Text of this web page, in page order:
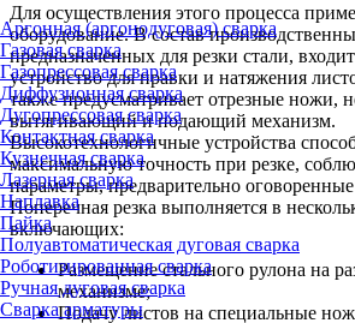
Аргонная (аргонодуговая) сварка
Газовая сварка
Газопрессовая сварка
Диффузионная сварка
Дугопрессовая сварка
Контактная сварка
Кузнечная сварка
Лазерная сварка
Наплавка
Пайка
Полуавтоматическая дуговая сварка
Роботизированная сварка
Ручная дуговая сварка
Сварка арматуры
Для осуществления этого процесса
оборудование. В состав
предназначенных для резки стали,
устройство для правки и натяжения
также предусматривает отрезные ножи,
вытягивающий и подающий механизм.
Высокотехнологичные устройства
максимальную точность при резке,
параметры, предварительно оговоренные
Поперечная резка выполняется в
включающих:
Размещение стального рулона на
механизме;
Подачу листов на специальные